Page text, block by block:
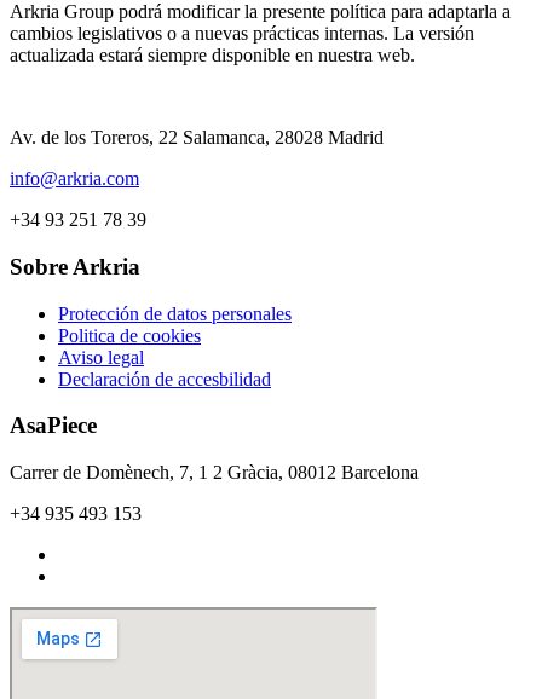
Arkria Group podrá modificar la presente política para adaptarla a
cambios legislativos o a nuevas prácticas internas. La versión
actualizada estará siempre disponible en nuestra web.
Av. de los Toreros, 22 Salamanca, 28028 Madrid
info@arkria.com
+34 93 251 78 39​
Sobre Arkria
Protección de datos personales
Politica de cookies
Aviso legal
Declaración de accesbilidad
AsaPiece
Carrer de Domènech, 7, 1 2 Gràcia, 08012 Barcelona
+34 935 493 153